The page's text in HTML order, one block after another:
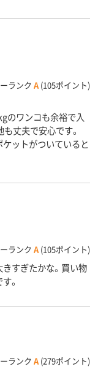
ランク A (105ポイント)
のワンコも余裕で入
丈夫で安心です。
ケットがついていると
ランク A (105ポイント)
すぎたかな。買い物
。
ランク A (279ポイント)